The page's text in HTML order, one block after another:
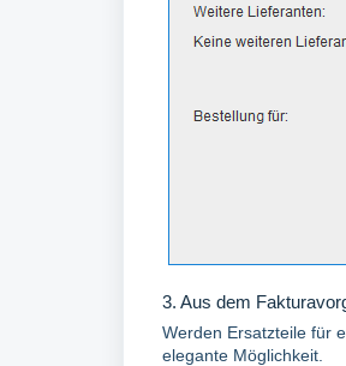
3. Aus dem
Werden Ersatzteile für
elegante Möglichkeit.